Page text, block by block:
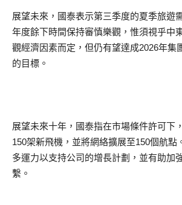
展望未來，國泰表示第三季度的夏季旅遊
年度餘下時間保持審慎樂觀，惟須視乎中
觀經濟因素而定，但仍有望達成2026年集
的目標。
展望未來十年，國泰指在市場條件許可下
150架新飛機，並將網絡擴展至150個航點
多運力以支持公司的增長計劃，並有助加
繫。